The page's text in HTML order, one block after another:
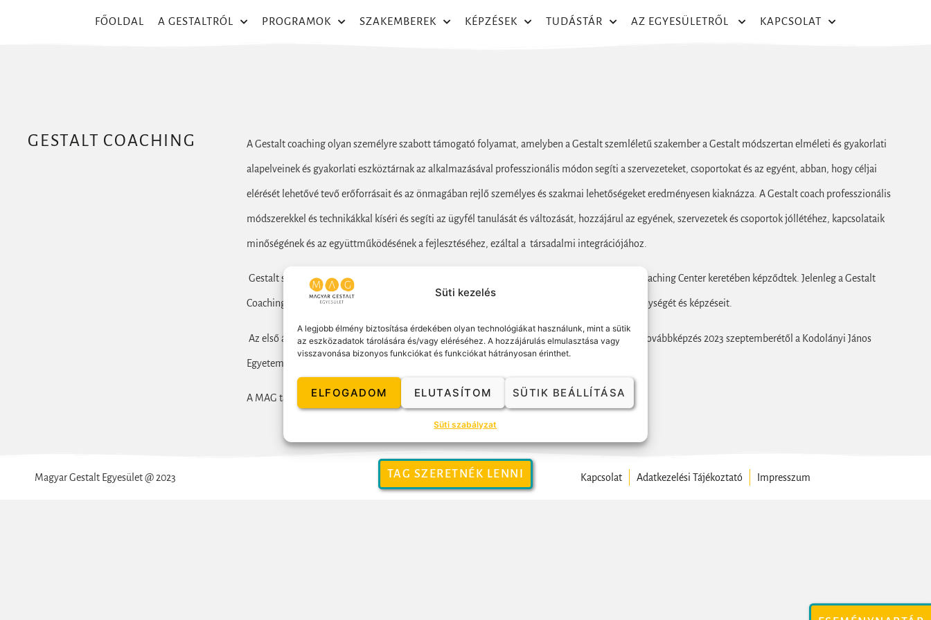
Süti kezelés
A legjobb élmény biztosítása érdekében olyan technológiákat használunk, mint a sütik
az eszközadatok tárolására és/vagy eléréséhez. A hozzájárulás elmulasztása vagy
visszavonása bizonyos funkciókat és funkciókat hátrányosan érinthet.
ELFOGADOM ELUTASÍTOM SÜTIK BEÁLLÍTÁSA
Süti szabályzat
FŐOLDAL A GESTALTRÓL PROGRAMOK SZAKEMBEREK KÉPZÉSEK TUDÁSTÁR AZ EGYESÜLETRŐL KAPCSOLAT
GESTALT COACHING A Gestalt coaching olyan személyre szabott támogató folyamat, amelyben a Gestalt szemléletű szakember a Gestalt módszertan elméleti és gyakorlati
alapelveinek és gyakorlati eszköztárnak az alkalmazásával professzionális módon segíti a szervezeteket, csoportokat és az egyént, abban, hogy céljai
elérését lehetővé tevő erőforrásait és az önmagában rejlő személyes és szakmai lehetőségeket eredményesen kiaknázza. A Gestalt coach professzionális
módszerekkel és technikákkal kíséri és segíti az ügyfél tanulását és változását, hozzájárul az egyének, szervezetek és csoportok jóllétéhez, kapcsolataik
minőségének és az együttműködésének a fejlesztéséhez, ezáltal a társadalmi integrációjához.
Gestalt szemléletű coachok Magyarországon korábban a Flow Coaching School és a Gestalt Coaching Center keretében képződtek. Jelenleg a Gestalt
Coaching Center az Ascon szervezetfejlesztő kft-vel egyesülve Ascon név alatt folytatja tevékenységét és képzéseit.
Az első államilag is elismert diplomát adó Gestalt coach-konzulens és teamcoach szakirányú továbbképzés 2023 szeptemberétől a Kodolányi János
Egyetemen indul.
A MAG tagsággal rendelkező Gestalt orientációjú coachok listáját itt találod.
Magyar Gestalt Egyesület @ 2023 Kapcsolat Adatkezelési Tájékoztató Impresszum
TAG SZERETNÉK LENNI